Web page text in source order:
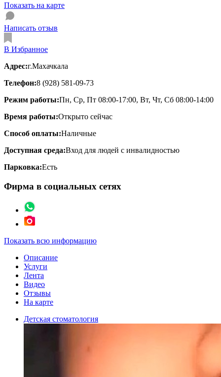
Показать на карте
Написать отзыв
В Избранное
Адрес:г.Махачкала
Телефон:8 (928) 581-09-73
Режим работы:Пн, Ср, Пт 08:00-17:00, Вт, Чт, Сб 08:00-14:00
Время работы:Открыто сейчас
Способ оплаты:Наличные
Доступная среда:Вход для людей с инвалидностью
Парковка:Есть
Фирма в социальных сетях
Показать всю информацию
Описание
Услуги
Лента
Видео
Отзывы
На карте
Детская стоматология